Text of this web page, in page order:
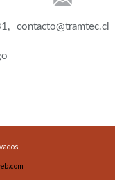
contacto@tramtec.cl